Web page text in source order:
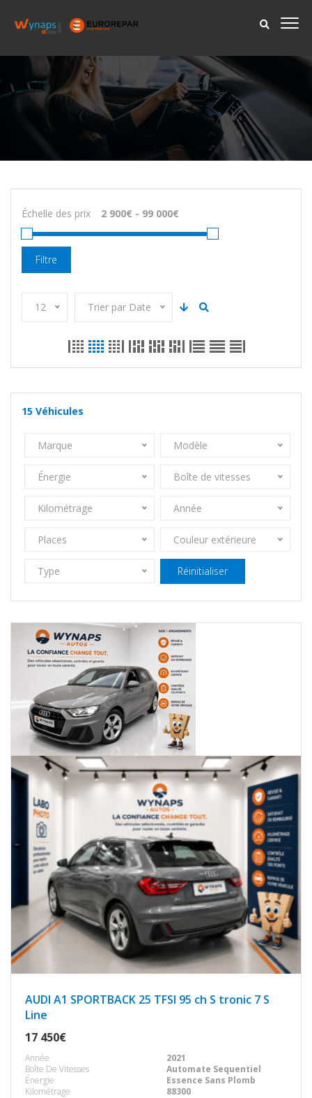
Échelle des prix
Filtre
12 Trier par Date
15 Véhicules
Marque Modèle
Énergie Boîte de vitesses
Kilométrage Année
Places Couleur extérieure
Type Réinitialiser
AUDI A1 SPORTBACK 25 TFSI 95 ch S tronic 7 S
Line
17 450€
Année
2021
Boîte De Vitesses
Automate Sequentiel
Énergie
Essence Sans Plomb
Kilométrage
88300